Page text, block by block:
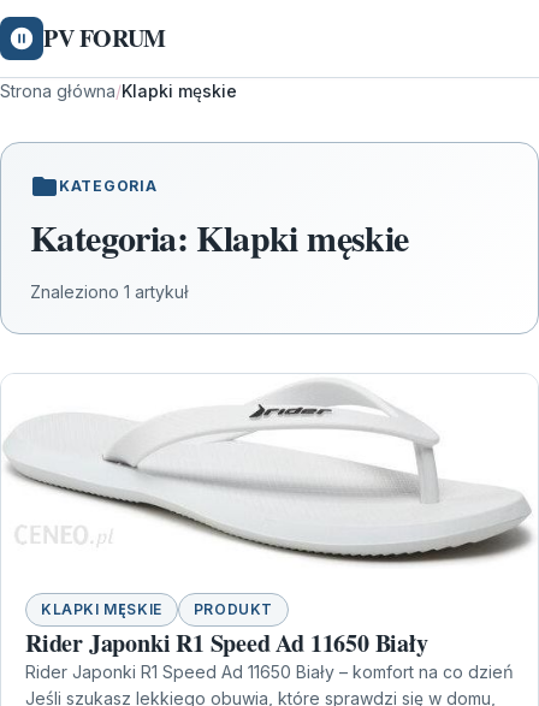
PV FORUM
Strona główna/Klapki męskie
KATEGORIA
Kategoria: Klapki męskie
Znaleziono 1 artykuł
KLAPKI MĘSKIE PRODUKT
Rider Japonki R1 Speed Ad 11650 Biały
Rider Japonki R1 Speed Ad 11650 Biały – komfort na co dzień
Jeśli szukasz lekkiego obuwia, które sprawdzi się w domu,